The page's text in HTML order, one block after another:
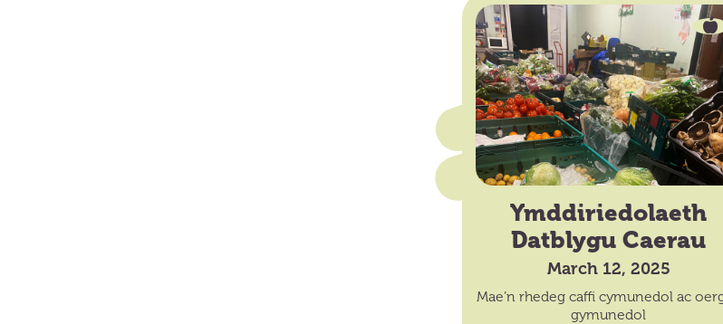
Ymddiriedolaeth
Datblygu Caerau
March 12, 2025
Mae’n rhedeg caffi cymunedol ac
gymunedol